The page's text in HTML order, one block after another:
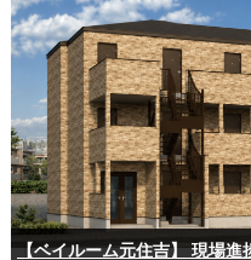
【ベイルーム元住吉】 現場進